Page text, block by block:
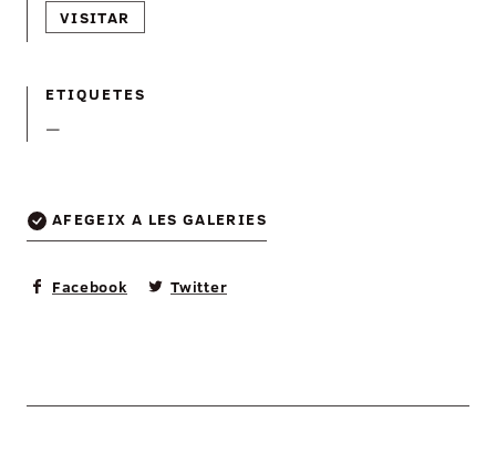
VISITAR
ETIQUETES
—
AFEGEIX A LES GALERIES
Facebook Twitter